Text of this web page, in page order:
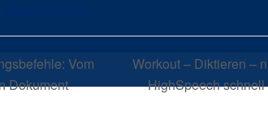
Messe-Termine
Vom
Dokument
Workout – Diktieren –
HighSpeech